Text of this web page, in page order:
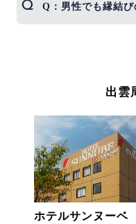
れば新たにいただ
Q：男性でも縁結
出雲
ホテルサンヌーベ